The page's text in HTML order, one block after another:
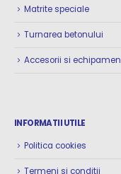
Matrite speciale
Turnarea betonului
Accesorii si
INFORMATII UTILE
Politica cookies
Termeni si conditii